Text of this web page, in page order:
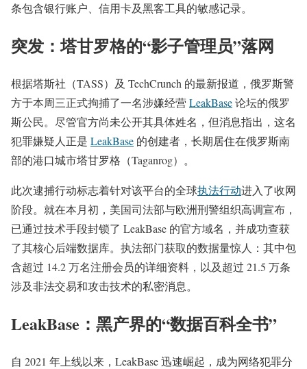
条包含银行账户、信用卡及黑客工具的敏感记录。
突发：塔甘罗格的“影子管理员”落网
根据塔斯社（TASS）及 TechCrunch 的最新报道，俄罗斯警
方于本周三正式拘捕了一名涉嫌经营LeakBase论坛的俄罗
斯公民。尽管官方尚未公开其具体姓名，但消息指出，这名
犯罪嫌疑人正是 LeakBase 的创建者，长期居住在俄罗斯南
部的港口城市塔甘罗格（Taganrog）。
此次逮捕行动标志着针对该平台的全球执法行动进入了收网
阶段。就在本月初，美国司法部与欧洲刑警组织高调宣布，
已通过技术手段封锁了 LeakBase 的官方域名，并成功查获
了其核心后端数据库。执法部门获取的数据量惊人：其中包
含超过 14.2 万名注册会员的详细资料，以及超过 21.5 万条
涉及非法交易和攻击技术的私密消息。
LeakBase：黑产界的“数据百科全书”
自 2021 年上线以来，LeakBase 迅速崛起，成为网络犯罪分